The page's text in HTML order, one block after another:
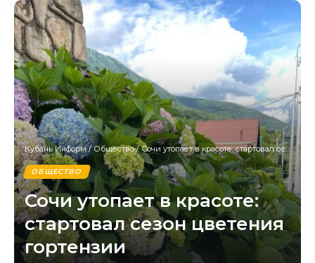
Кубань Информ/Общество/Сочи утопает в красоте: стартовал сезон цветения гортензии
ОБЩЕСТВО
Сочи утопает в красоте:
стартовал сезон цветения
гортензии